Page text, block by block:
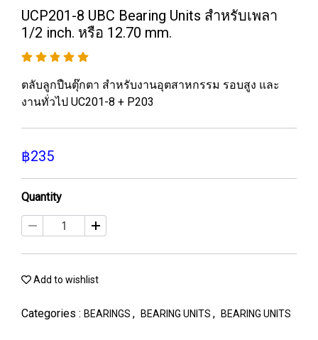
UCP201-8 UBC Bearing Units สำหรับเพลา
1/2 inch. หรือ 12.70 mm.
ตลับลูกปืนตุ๊กตา สำหรับงานอุตสาหกรรม รอบสูง และ
งานทั่วไป UC201-8 + P203
฿235
Quantity
Add to wishlist
Categories : BEARINGS , BEARING UNITS , BEARING UNITS